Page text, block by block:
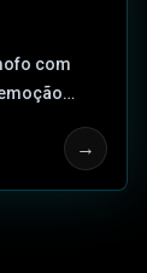
com
de
→